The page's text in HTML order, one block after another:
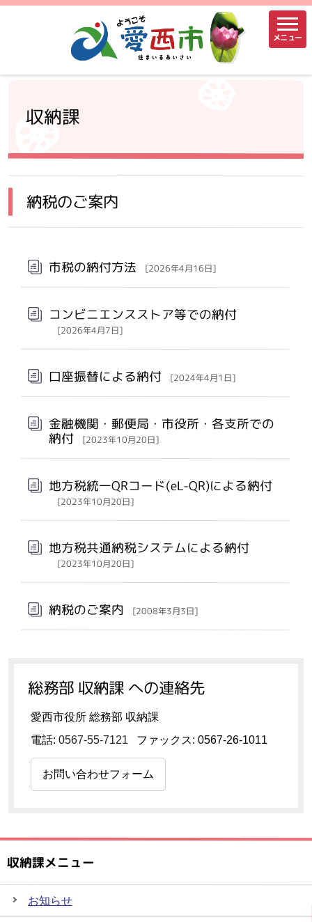
メニュー
収納課
納税のご案内
市税の納付方法 [2026年4月16日]
コンビニエンスストア等での納付
[2026年4月7日]
口座振替による納付 [2024年4月1日]
金融機関・郵便局・市役所・各支所での
納付 [2023年10月20日]
地方税統一QRコード(eL-QR)による納付
[2023年10月20日]
地方税共通納税システムによる納付
[2023年10月20日]
納税のご案内 [2008年3月3日]
総務部 収納課 への連絡先
愛西市役所 総務部 収納課
電話: 0567-55-7121 ファックス: 0567-26-1011
お問い合わせフォーム
収納課メニュー
お知らせ